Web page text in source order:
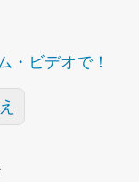
・ビデオで！